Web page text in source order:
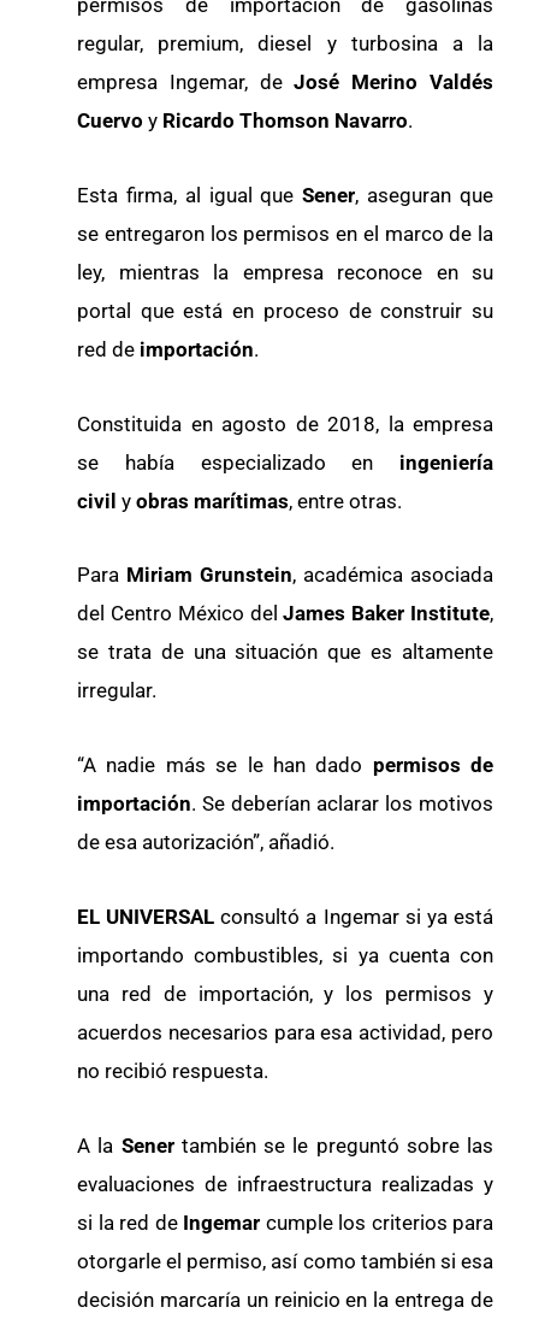
permisos de importación de gasolinas
regular, premium, diesel y turbosina a la
empresa Ingemar, deJosé Merino Valdés
Cuervo y Ricardo Thomson Navarro.
Esta firma, al igual queSener, aseguran que
se entregaron los permisos en el marco de la
ley, mientras la empresa reconoce en su
portal que está en proceso de construir su
red de importación.
Constituida en agosto de 2018, la empresa
se había especializado en ingeniería
civil y obras marítimas, entre otras.
Para Miriam Grunstein, académica asociada
del Centro México delJames Baker Institute,
se trata de una situación que es altamente
irregular.
“A nadie más se le han dado permisos de
importación. Se deberían aclarar los motivos
de esa autorización”, añadió.
EL UNIVERSALconsultó a Ingemar si ya está
importando combustibles, si ya cuenta con
una red de importación, y los permisos y
acuerdos necesarios para esa actividad, pero
no recibió respuesta.
A la Sener también se le preguntó sobre las
evaluaciones de infraestructura realizadas y
si la red de Ingemar cumple los criterios para
otorgarle el permiso, así como también si esa
decisión marcaría un reinicio en la entrega de